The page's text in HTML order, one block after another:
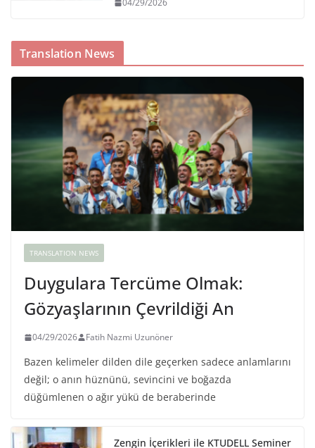
04/29/2026
Translation News
TRANSLATION NEWS
Duygulara Tercüme Olmak:
Gözyaşlarının Çevrildiği An
04/29/2026 Fatih Nazmi Uzunöner
Bazen kelimeler dilden dile geçerken sadece anlamlarını
değil; o anın hüznünü, sevincini ve boğazda
düğümlenen o ağır yükü de beraberinde
Zengin İçerikleri ile KTUDELL Seminer